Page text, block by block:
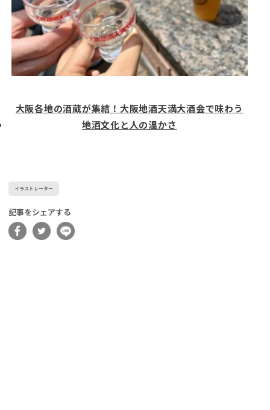
大阪各地の酒蔵が集結！大阪地酒天満大酒会で味わう
地酒文化と人の温かさ
イラストレーター
記事をシェアする